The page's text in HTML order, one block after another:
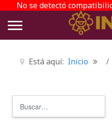
No se detectó
Está aquí: Inicio